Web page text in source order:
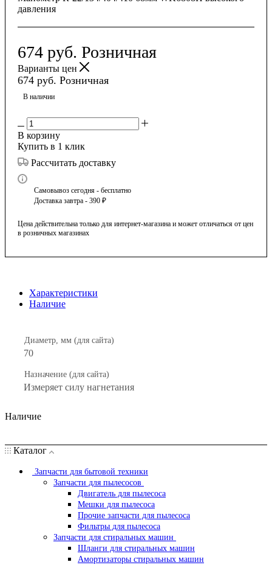
давления
674 руб. Розничная
Варианты цен
674 руб. Розничная
В наличии
В корзину
Купить в 1 клик
Рассчитать доставку
Самовывоз сегодня - бесплатно
Доставка завтра - 390 ₽
Цена действительна только для интернет-магазина и может отличаться от цен
в розничных магазинах
Характеристики
Наличие
Диаметр, мм (для сайта)
70
Назначение (для сайта)
Измеряет силу нагнетания
Наличие
Каталог
Запчасти для бытовой техники
Запчасти для пылесосов
Двигатель для пылесоса
Мешки для пылесоса
Прочие запчасти для пылесоса
Фильтры для пылесоса
Запчасти для стиральных машин
Шланги для стиральных машин
Амортизаторы стиральных машин